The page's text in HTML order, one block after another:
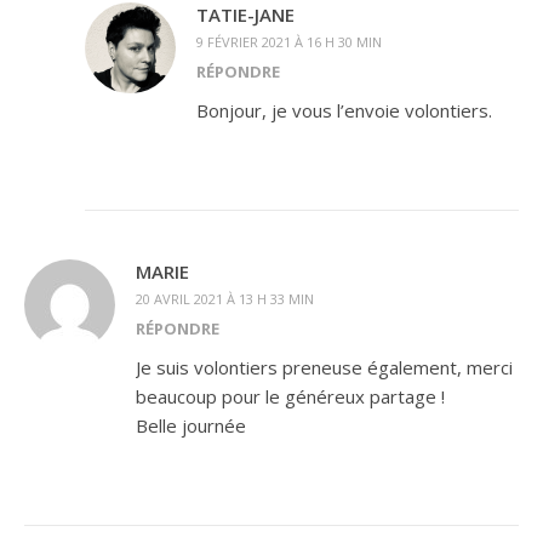
TATIE-JANE
9 FÉVRIER 2021 À 16 H 30 MIN
RÉPONDRE
Bonjour, je vous l’envoie volontiers.
MARIE
20 AVRIL 2021 À 13 H 33 MIN
RÉPONDRE
Je suis volontiers preneuse également, merci
beaucoup pour le généreux partage !
Belle journée